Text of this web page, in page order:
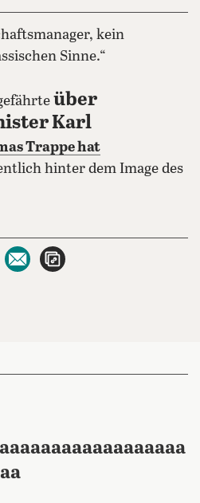
kein
Sinne.“
über
Karl
Trappe hat
hinter dem Image des
teilen
per WhatsApp teilen
per E-Mail teilen